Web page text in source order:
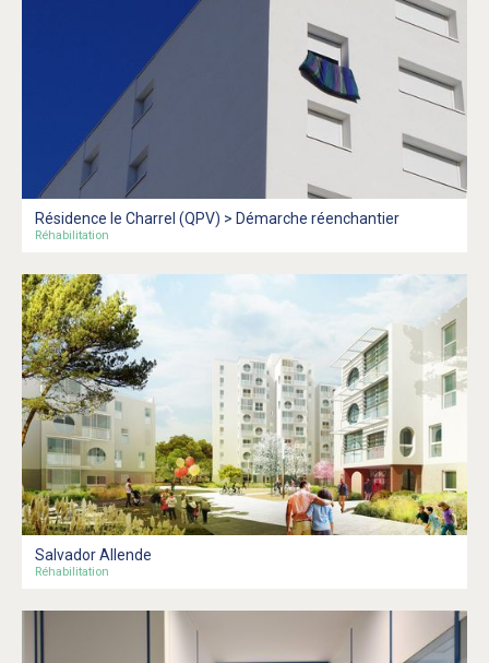
Résidence le Charrel (QPV) > Démarche réenchantier
Réhabilitation
Salvador Allende
Réhabilitation